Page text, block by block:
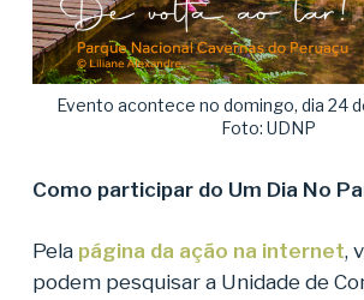
Evento acontece no domingo, dia 24
Foto: UDNP
Como participar do Um Dia No
Pela página da ação na internet,
podem pesquisar a Unidade de